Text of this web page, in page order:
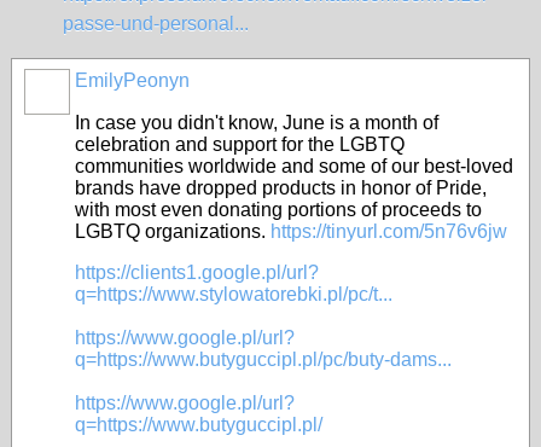
passe-und-personal...
EmilyPeonyn
In case you didn't know, June is a month of
celebration and support for the LGBTQ
communities worldwide and some of our best-loved
brands have dropped products in honor of Pride,
with most even donating portions of proceeds to
LGBTQ organizations. https://tinyurl.com/5n76v6jw
https://clients1.google.pl/url?
q=https://www.stylowatorebki.pl/pc/t...
https://www.google.pl/url?
q=https://www.butyguccipl.pl/pc/buty-dams...
https://www.google.pl/url?
q=https://www.butyguccipl.pl/